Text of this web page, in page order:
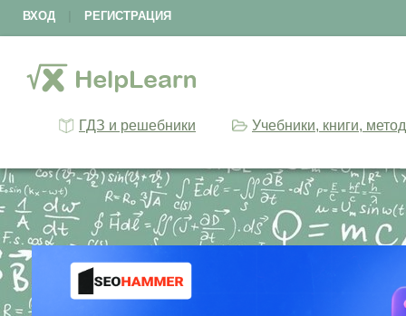
ВХОД РЕГИСТРАЦИЯ
ГДЗ и решебники Учебники, книги,